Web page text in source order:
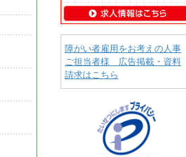
障がい者雇用をお考えの人事
ご担当者様 広告掲載・資料
請求はこちら